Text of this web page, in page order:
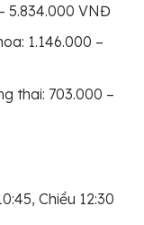
5.834.000 VNĐ
1.146.000 –
thai: 703.000 –
Chiều 12:30